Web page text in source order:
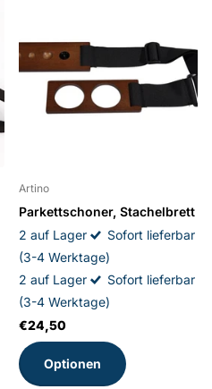
Artino
Parkettschoner, Stachelbrett
2 auf Lager
Sofort lieferbar
(3-4 Werktage)
2 auf Lager
Sofort lieferbar
(3-4 Werktage)
€24,50
Optionen